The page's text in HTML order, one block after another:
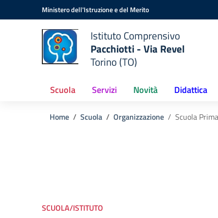
Vai ai contenuti
Vai al menu di navigazioneMinistero dell'Istruzione e del Merito
Istituto Comprensivo
Pacchiotti - Via Revel
Torino (TO)
Scuola Servizi Novità Didattica
Home Scuola Organizzazione Scuola
SCUOLA/ISTITUTO